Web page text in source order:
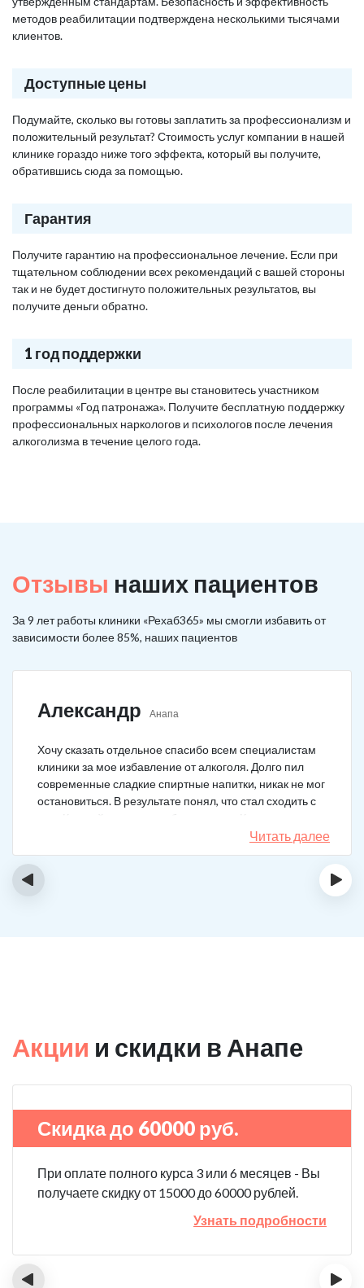
методов реабилитации подтверждена несколькими тысячами
клиентов.
Доступные цены
Подумайте, сколько вы готовы заплатить за профессионализм и
положительный результат? Стоимость услуг компании в нашей
клинике гораздо ниже того эффекта, который вы получите,
обратившись сюда за помощью.
Гарантия
Получите гарантию на профессиональное лечение. Если при
тщательном соблюдении всех рекомендаций с вашей стороны
так и не будет достигнуто положительных результатов, вы
получите деньги обратно.
1 год поддержки
После реабилитации в центре вы становитесь участником
программы «Год патронажа». Получите бесплатную поддержку
профессиональных наркологов и психологов после лечения
алкоголизма в течение целого года.
Отзывы наших пациентов
За 9 лет работы клиники «Рехаб365» мы смогли избавить от
зависимости более 85%, наших пациентов
Александр Анапа
Хочу сказать отдельное спасибо всем специалистам
клиники за мое избавление от алкоголя. Долго пил
современные сладкие спиртные напитки, никак не мог
остановиться. В результате понял, что стал сходить с
ума. Каждый день не мог без выпивки. Когда осознал,
понял, что надо что-то в своей жизни менять. Нашел
телефон клиники в интернете, сразу приехал и
Читать далее
‹ ›
Акции и скидки в Анапе
Скидка до 60000 руб.
При оплате полного курса 3 или 6 месяцев - Вы
получаете скидку от 15000 до 60000 рублей.
Узнать подробности
‹ ›